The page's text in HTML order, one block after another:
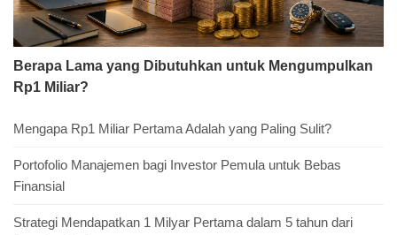
Berapa Lama yang Dibutuhkan untuk Mengumpulkan
Rp1 Miliar?
Mengapa Rp1 Miliar Pertama Adalah yang Paling Sulit?
Portofolio Manajemen bagi Investor Pemula untuk Bebas
Finansial
Strategi Mendapatkan 1 Milyar Pertama dalam 5 tahun dari